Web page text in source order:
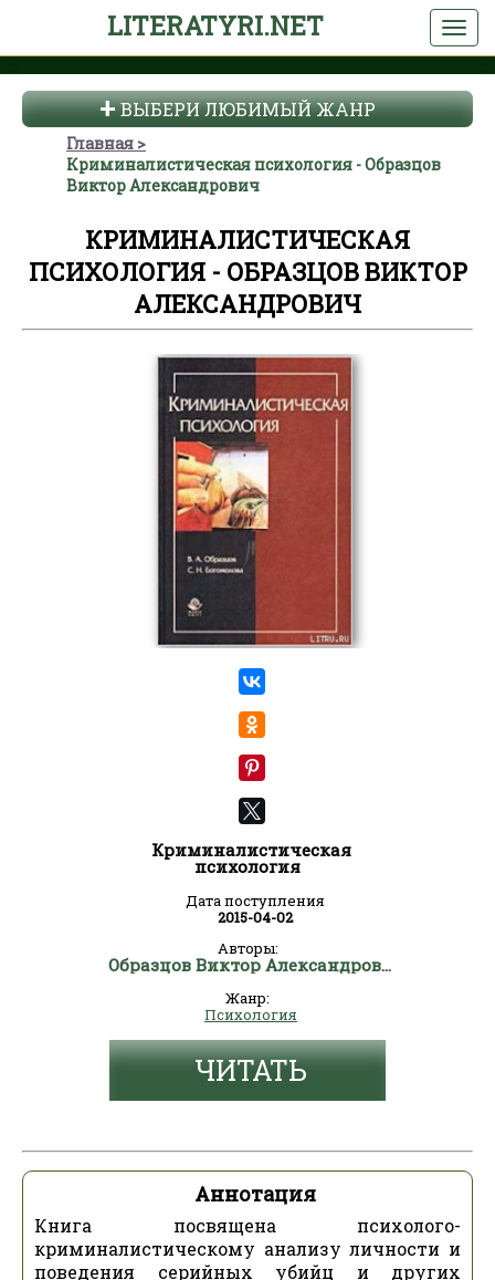
LITERATYRI.NET
ВЫБЕРИ ЛЮБИМЫЙ ЖАНР
Главная
Криминалистическая психология - Образцов
Виктор Александрович
КРИМИНАЛИСТИЧЕСКАЯ
ПСИХОЛОГИЯ - ОБРАЗЦОВ ВИКТОР
АЛЕКСАНДРОВИЧ
Криминалистическая
психология
Дата поступления
2015-04-02
Авторы:
Образцов Виктор Александрович
Жанр:
Психология
ЧИТАТЬ
Аннотация
Книга посвящена психолого-
криминалистическому анализу личности и
поведения серийных убийц и других